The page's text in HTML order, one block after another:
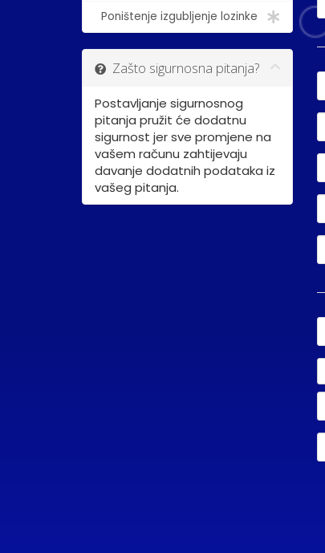
Poništenje izgubljenje lozinke
Zašto sigurnosna pitanja?
Postavljanje sigurnosnog
pitanja pružit će dodatnu
sigurnost jer sve promjene na
vašem računu zahtijevaju
davanje dodatnih podataka iz
vašeg pitanja.